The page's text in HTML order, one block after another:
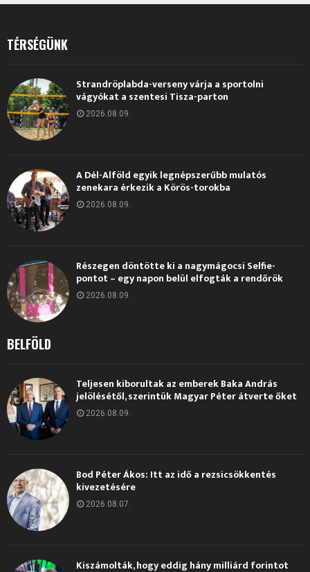
TÉRSÉGÜNK
Strandröplabda-verseny várja a sportolni
vágyókat a szentesi Tisza-parton
2026.08.09.
A Dél-Alföld egyik legnépszerűbb mulatós
zenekara érkezik a Körös-torokba
2026.08.09.
Részegen döntötte ki a nagymágocsi Selfie-
pontot – egy napon belül elfogták a rendőrök
2026.08.09.
BELFÖLD
Teljesen kiborultak az emberek Baka András
jelölésétől, szerintük Magyar Péter átverte őket
2026.08.09.
Bod Péter Ákos: Itt az idő a rezsicsökkentés
kivezetésére
2026.08.07.
Kiszámolták, hogy eddig hány milliárd forintot